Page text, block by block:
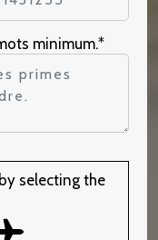
minimum.*
selecting the